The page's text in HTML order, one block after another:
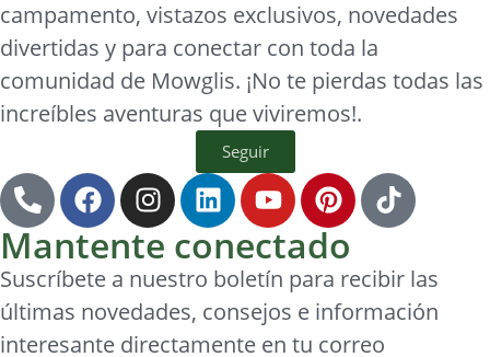
campamento, vistazos exclusivos, novedades
divertidas y para conectar con toda la
comunidad de Mowglis. ¡No te pierdas todas las
increíbles aventuras que viviremos!.
Seguir
Mantente conectado
Suscríbete a nuestro boletín para recibir las
últimas novedades, consejos e información
interesante directamente en tu correo